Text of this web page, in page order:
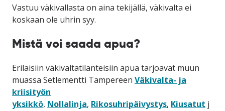
Vastuu väkivallasta on aina tekijällä, väkivalta ei
koskaan ole uhrin syy.
Mistä voi saada apua?
Erilaisiin väkivaltatilanteisiin apua tarjoavat muun
muassa Setlementti Tampereen Väkivalta- ja
kriisityön
yksikkö, Nollalinja, Rikosuhripäivystys, Kiusatut j